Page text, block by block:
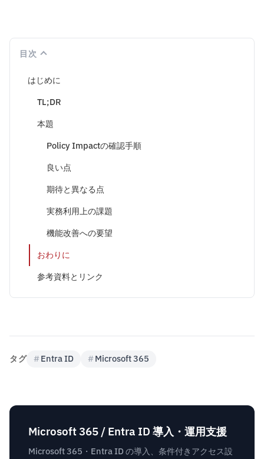
目次
はじめに
TL;DR
本題
Policy Impactの確認手順
良い点
期待と異なる点
実務利用上の課題
機能改善への要望
おわりに
参考資料とリンク
タグ #Entra ID #Microsoft 365
Microsoft 365 / Entra ID 導入・運用支援
Microsoft 365・Entra ID の導入、条件付きアクセス設